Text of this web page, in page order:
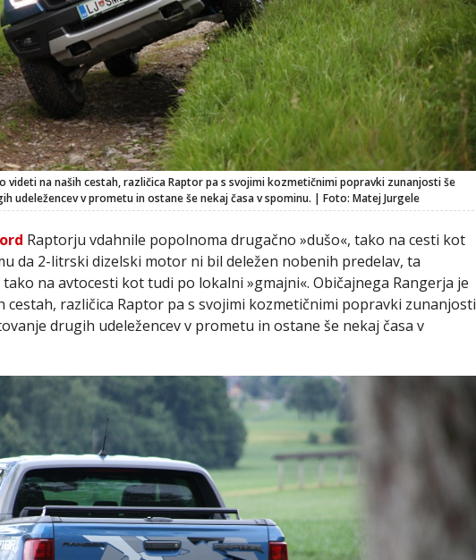
videti na naših cestah, različica Raptor pa s svojimi kozmetičnimi popravki zunanjosti še
udeležencev v prometu in ostane še nekaj časa v spominu. | Foto: Matej Jurgele
Raptorju vdahnile popolnoma drugačno »dušo«, tako na cesti kot
da 2-litrski dizelski motor ni bil deležen nobenih predelav, ta
na avtocesti kot tudi po lokalni »gmajni«. Običajnega Rangerja je
cestah, različica Raptor pa s svojimi kozmetičnimi popravki zunanjosti
drugih udeležencev v prometu in ostane še nekaj časa v